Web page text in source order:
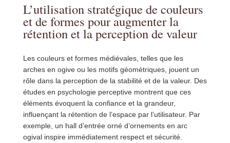
L’utilisation stratégique de couleurs
et de formes pour augmenter la
rétention et la perception de valeur
Les couleurs et formes médiévales, telles que les
arches en ogive ou les motifs géométriques, jouent un
rôle dans la perception de la stabilité et de la valeur. Des
études en psychologie perceptive montrent que ces
éléments évoquent la confiance et la grandeur,
influençant la rétention de l’espace par l’utilisateur. Par
exemple, un hall d’entrée orné d’ornements en arc
ogival inspire immédiatement respect et sécurité.